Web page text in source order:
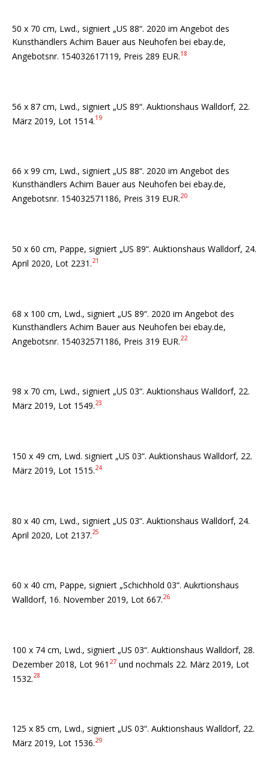
50 x 70 cm, Lwd., signiert „US 88“. 2020 im Angebot des
Kunsthändlers Achim Bauer aus Neuhofen bei ebay.de,
Angebotsnr. 154032617119, Preis 289 EUR.18
56 x 87 cm, Lwd., signiert „US 89“. Auktionshaus Walldorf, 22.
März 2019, Lot 1514.19
66 x 99 cm, Lwd., signiert „US 88“. 2020 im Angebot des
Kunsthändlers Achim Bauer aus Neuhofen bei ebay.de,
Angebotsnr. 154032571186, Preis 319 EUR.20
50 x 60 cm, Pappe, signiert „US 89“. Auktionshaus Walldorf, 24.
April 2020, Lot 2231.21
68 x 100 cm, Lwd., signiert „US 89“. 2020 im Angebot des
Kunsthändlers Achim Bauer aus Neuhofen bei ebay.de,
Angebotsnr. 154032571186, Preis 319 EUR.22
98 x 70 cm, Lwd., signiert „US 03“. Auktionshaus Walldorf, 22.
März 2019, Lot 1549.23
150 x 49 cm, Lwd. signiert „US 03“. Auktionshaus Walldorf, 22.
März 2019, Lot 1515.24
80 x 40 cm, Lwd., signiert „US 03“. Auktionshaus Walldorf, 24.
April 2020, Lot 2137.25
60 x 40 cm, Pappe, signiert „Schichhold 03“. Aukrtionshaus
Walldorf, 16. November 2019, Lot 667.26
100 x 74 cm, Lwd., signiert „US 03“. Auktionshaus Walldorf, 28.
Dezember 2018, Lot 961 27 und nochmals 22. März 2019, Lot
1532.28
125 x 85 cm, Lwd., signiert „US 03“. Auktionshaus Walldorf, 22.
März 2019, Lot 1536.29